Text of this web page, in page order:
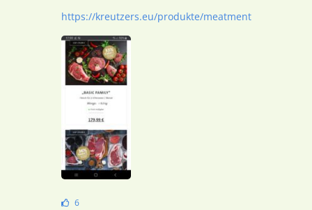
https://kreutzers.eu/produkte/meatment
6